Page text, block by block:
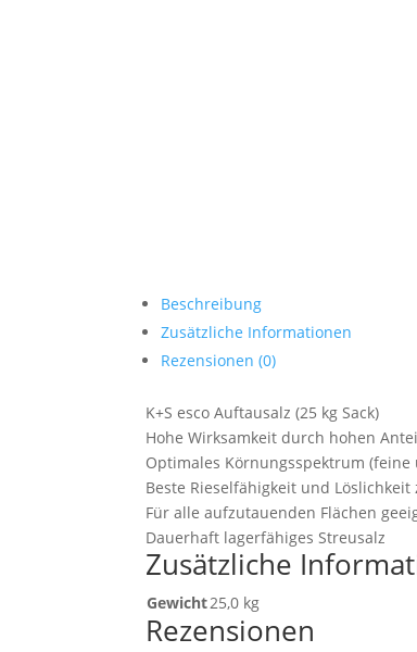
Beschreibung
Zusätzliche Informationen
Rezensionen (0)
K+S esco Auftausalz (25 kg Sack)
Hohe Wirksamkeit durch hohen
Optimales Körnungsspektrum
Beste Rieselfähigkeit und Löslichkeit
Für alle aufzutauenden Flächen
Dauerhaft lagerfähiges Streusalz
Zusätzliche
Gewicht25,0 kg
Rezensionen